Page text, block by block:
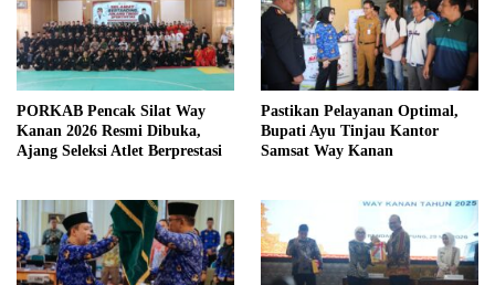
PORKAB Pencak Silat Way
Kanan 2026 Resmi Dibuka,
Ajang Seleksi Atlet Berprestasi
Pastikan Pelayanan Optimal,
Bupati Ayu Tinjau Kantor
Samsat Way Kanan